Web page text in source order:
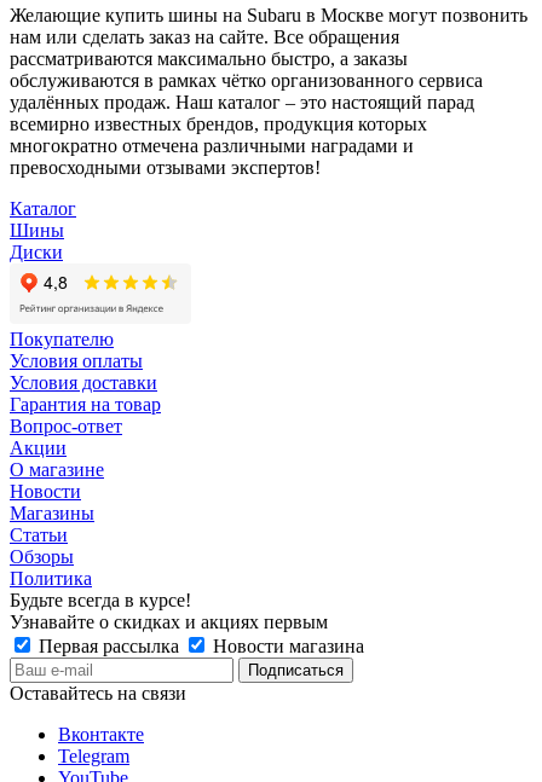
Желающие купить шины на Subaru в Москве могут позвонить
нам или сделать заказ на сайте. Все обращения
рассматриваются максимально быстро, а заказы
обслуживаются в рамках чётко организованного сервиса
удалённых продаж. Наш каталог – это настоящий парад
всемирно известных брендов, продукция которых
многократно отмечена различными наградами и
превосходными отзывами экспертов!
Каталог
Шины
Диски
Покупателю
Условия оплаты
Условия доставки
Гарантия на товар
Вопрос-ответ
Акции
О магазине
Новости
Магазины
Статьи
Обзоры
Политика
Будьте всегда в курсе!
Узнавайте о скидках и акциях первым
Первая рассылка
Новости магазина
Оставайтесь на связи
Вконтакте
Telegram
YouTube